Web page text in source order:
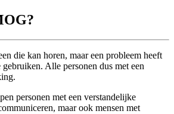
die kan horen, maar een probleem heeft
Alle personen dus met een
personen met een verstandelijke
maar ook mensen met